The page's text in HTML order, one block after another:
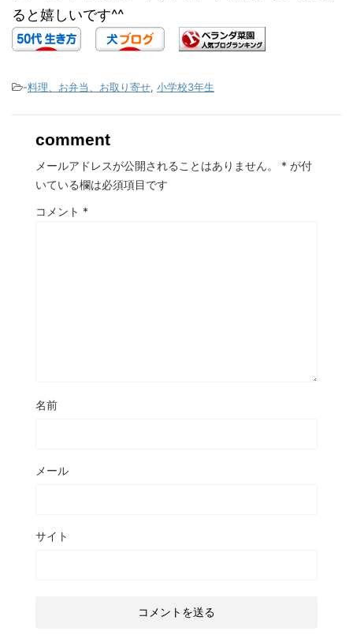
ると嬉しいです^^
-料理、お弁当、お取り寄せ, 小学校3年生
comment
メールアドレスが公開されることはありません。 * が付
いている欄は必須項目です
コメント *
名前
メール
サイト